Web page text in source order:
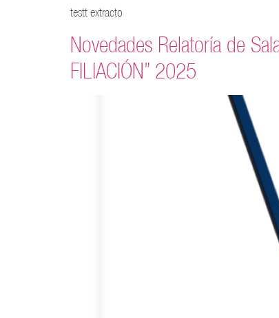
testt extracto
Novedades Relatoría de
FILIACIÓN” 2025